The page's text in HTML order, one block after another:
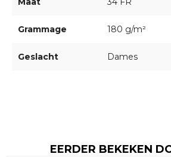
Grammage 180 g/m²
Geslacht Dames
EERDER BEKEKEN